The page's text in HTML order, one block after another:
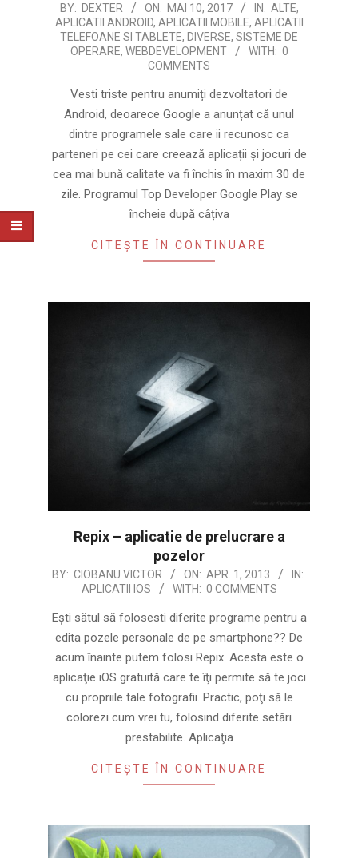
2017-
05-
BY: DEXTER ON: MAI 10, 2017 IN: ALTE,
APLICATII ANDROID, APLICATII MOBILE, APLICATII
TELEFOANE SI TABLETE, DIVERSE, SISTEME DE
OPERARE, WEBDEVELOPMENT WITH: 0
COMMENTS
Vesti triste pentru anumiți dezvoltatori de
Android, deoarece Google a anunțat că unul
dintre programele sale care ii recunosc ca
parteneri pe cei care creează aplicații și jocuri de
cea mai bună calitate va fi închis în maxim 30 de
zile. Programul Top Developer Google Play se
încheie după câțiva
CITEȘTE ÎN CONTINUARE
Repix – aplicatie de prelucrare a
pozelor
2013-
01
BY: CIOBANU VICTOR ON: APR. 1, 2013
IN:
APLICATII IOS
WITH: 0 COMMENTS
Eşti sătul să folosesti diferite programe pentru a
edita pozele personale de pe smartphone?? De
acum înainte putem folosi Repix. Acesta este o
aplicaţie iOS gratuită care te îţi permite să te joci
cu propriile tale fotografii. Practic, poţi să le
colorezi cum vrei tu, folosind diferite setări
prestabilite. Aplicaţia
CITEȘTE ÎN CONTINUARE